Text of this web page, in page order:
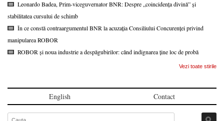
Leonardo Badea, Prim-viceguvernator BNR: Despre „coincidența divină” și
stabilitatea cursului de schimb
În ce constă contraargumentul BNR la acuzația Consiliului Concurenței privind
manipularea ROBOR
ROBOR și noua industrie a despăgubirilor: când indignarea ține loc de probă
Vezi toate stirile
English Contact